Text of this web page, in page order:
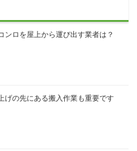
ンロを屋上から運び出す業者は？
げの先にある搬入作業も重要です